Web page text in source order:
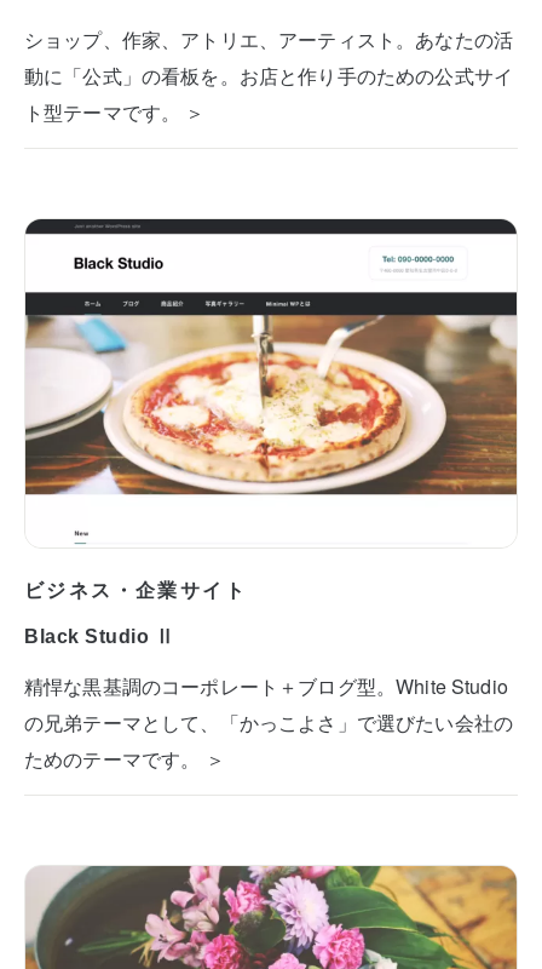
ショップ、作家、アトリエ、アーティスト。あなたの活
動に「公式」の看板を。お店と作り手のための公式サイ
ト型テーマです。 ＞
ビジネス・企業サイト
Black Studio Ⅱ
精悍な黒基調のコーポレート＋ブログ型。White Studio
の兄弟テーマとして、「かっこよさ」で選びたい会社の
ためのテーマです。 ＞